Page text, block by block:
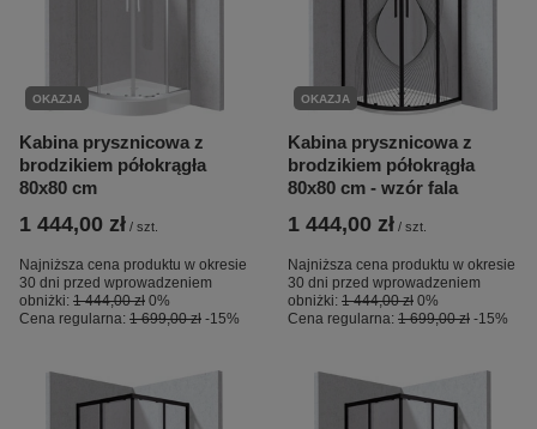
OKAZJA
Kabina prysznicowa z
brodzikiem półokrągła
80x80 cm
1 444,00 zł / szt.
Najniższa cena produktu w okresie
30 dni przed wprowadzeniem
obniżki: 1 444,00 zł 0%
Cena regularna: 1 699,00 zł -15%
OKAZJA
Kabina prysznicowa z
brodzikiem półokrągła
80x80 cm - wzór fala
1 444,00 zł / szt.
Najniższa cena produktu w okresie
30 dni przed wprowadzeniem
obniżki: 1 444,00 zł 0%
Cena regularna: 1 699,00 zł -15%